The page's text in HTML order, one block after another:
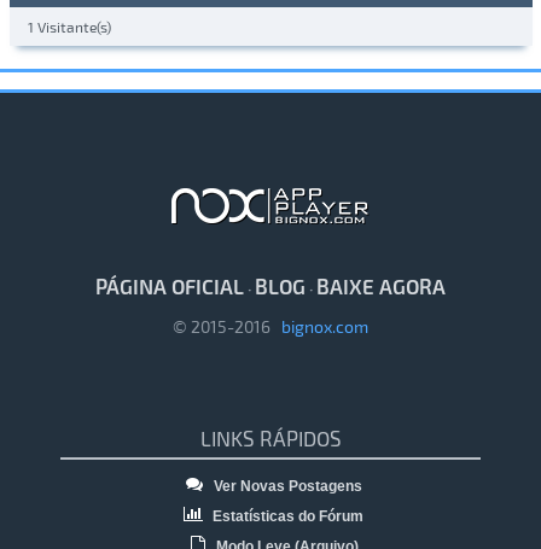
1 Visitante(s)
PÁGINA OFICIAL · BLOG · BAIXE AGORA
© 2015-2016 bignox.com
LINKS RÁPIDOS
Ver Novas Postagens
Estatísticas do Fórum